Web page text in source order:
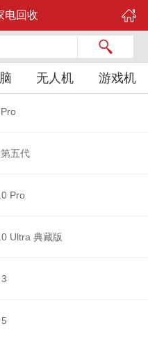
电回收
无人机 游戏机
五代
Pro
Ultra 典藏版